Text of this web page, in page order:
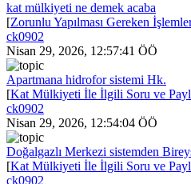
kat mülkiyeti ne demek acaba
[Zorunlu Yapılması Gereken
ck0902
Nisan 29, 2026, 12:57:41 ÖÖ
Apartmana hidrofor sistemi Hk.
[Kat Mülkiyeti İle İlgili Soru ve
ck0902
Nisan 29, 2026, 12:54:04 ÖÖ
Doğalgazlı Merkezi sistemden
[Kat Mülkiyeti İle İlgili Soru ve
ck0902